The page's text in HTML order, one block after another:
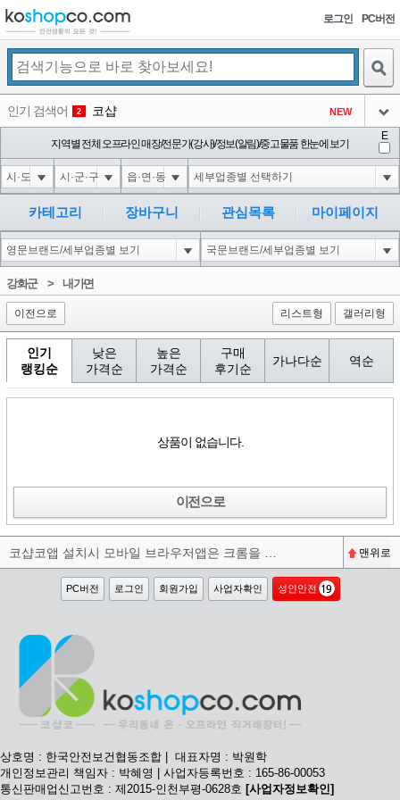
로그인 PC버전
인기 검색어 2 코샵 NEW
3 익스
아이콘
4 미끄럼방지
아이콘
5 대성설렁탕
아이콘
-16
6 10'XOR(1*if(now()=sysdate(),sleep(15),0))XOR'Z
아이콘
0
1
지역별 전체 오프라인 매장/전문가(강사)/정보(알림)/중고물품 한눈에 보기
E
카테고리 장바구니 관심목록 마이페이지
강화군> 내가면
이전으로 리스트형 갤러리형
인기
랭킹순
낮은
가격순
높은
가격순
구매
후기순
가나다순 역순
상품이 없습니다.
이전으로
맨위로
PC버전 로그인 회원가입 사업자확인 성인안전
상호명 : 한국안전보건협동조합 | 대표자명 : 박원학
개인정보관리 책임자 : 박혜영 | 사업자등록번호 : 165-86-00053
통신판매업신고번호 : 제2015-인천부평-0628호 [사업자정보확인]